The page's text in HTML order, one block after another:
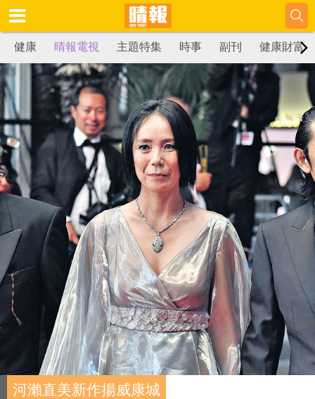
健康 晴報電視 主題特集 時事 副刊 健康財富
河瀨直美新作揚威康城